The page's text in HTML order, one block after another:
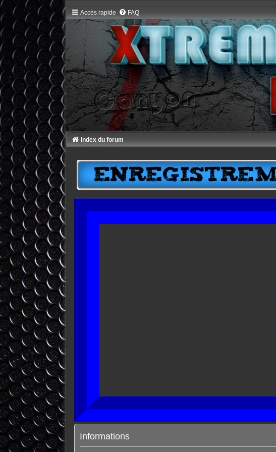
Accès rapide FAQ
Index du forum
Informations